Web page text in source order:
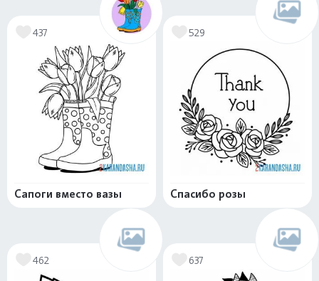
437
Сапоги вместо вазы
529
Спасибо розы
462 637